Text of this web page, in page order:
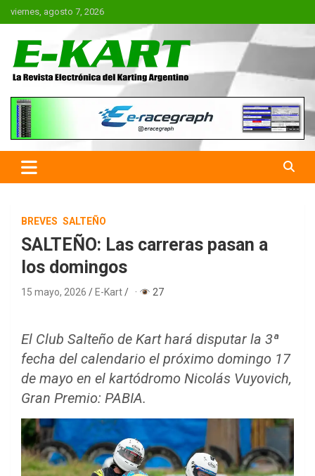
Saltar
al
viernes, agosto 7, 2026
E-Kart.com.ar | La Revista
Electrónica del Karting en
Argentina
BREVES SALTEÑO
SALTEÑO: Las carreras pasan a
los domingos
15 mayo, 2026 E-Kart · 27
El Club Salteño de Kart hará disputar la 3ª
fecha del calendario el próximo domingo 17
de mayo en el kartódromo Nicolás Vuyovich,
Gran Premio: PABIA.